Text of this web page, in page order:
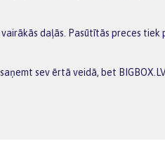
daļās. Pasūtītās preces
sev ērtā veidā, bet